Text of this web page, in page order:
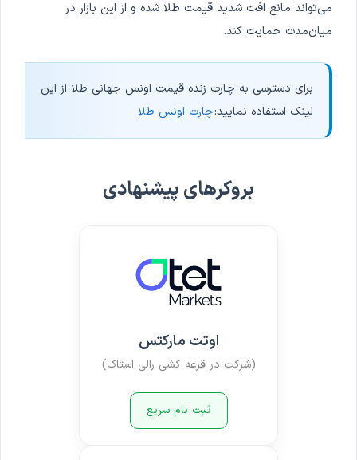
می‌تواند مانع افت شدید قیمت طلا شده و از این بازار در
میان‌مدت حمایت کند.
برای دسترسی به چارت زنده قیمت اونس جهانی طلا از این
لینک استفاده نمایید:چارت اونس طلا
بروکرهای پیشنهادی
اوتت مارکتس
(شرکت در قرعه کشی رالی استاک)
ثبت نام سریع